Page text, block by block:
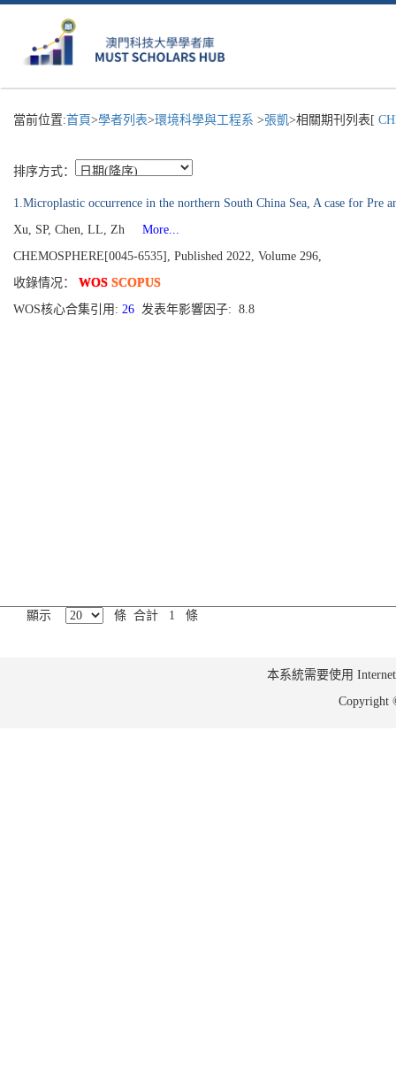
當前位置:首頁>學者列表>環境科學與工程系 >張凱>相關期刊列表[
排序方式：
1.Microplastic occurrence in the northern South China Sea, A case for Pre
Xu, SP, Chen, LL, Zh
More...
CHEMOSPHERE[0045-6535], Published 2022, Volume 296,
收錄情况： WOS SCOPUS
WOS核心合集引用: 26 发表年影響因子: 8.8
顯示 條 合計 1 條
本系統需要使用
Copyright